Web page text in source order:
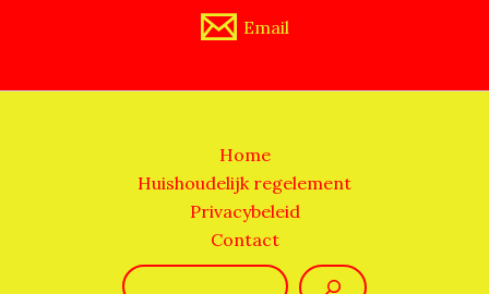
Email
Home
Huishoudelijk regelement
Privacybeleid
Contact
Zoeken